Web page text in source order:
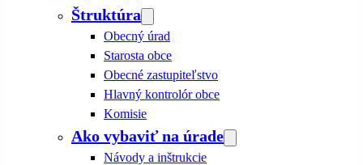
Štruktúra
Obecný úrad
Starosta obce
Obecné zastupiteľstvo
Hlavný kontrolór obce
Komisie
Ako vybaviť na úrade
Návody a inštrukcie